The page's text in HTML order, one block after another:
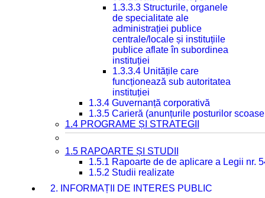
1.3.3.3 Structurile, organele
de specialitate ale
administrației publice
centrale/locale și instituțiile
publice aflate în subordinea
instituției
1.3.3.4 Unitățile care
funcționează sub autoritatea
instituției
1.3.4 Guvernanță corporativă
1.3.5 Carieră (anunțurile posturilor
1.4 PROGRAME ȘI STRATEGII
1.5 RAPOARTE ȘI STUDII
1.5.1 Rapoarte de de aplicare a Legii nr.
1.5.2 Studii realizate
2. INFORMAȚII DE INTERES PUBLIC